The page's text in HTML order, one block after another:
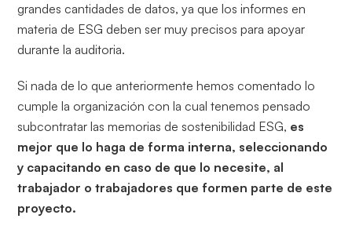
grandes cantidades de datos, ya que los informes en
materia de ESG deben ser muy precisos para apoyar
durante la auditoria.
Si nada de lo que anteriormente hemos comentado lo
cumple la organización con la cual tenemos pensado
subcontratar las memorias de sostenibilidad ESG, es
mejor que lo haga de forma interna, seleccionando
y capacitando en caso de que lo necesite, al
trabajador o trabajadores que formen parte de este
proyecto.